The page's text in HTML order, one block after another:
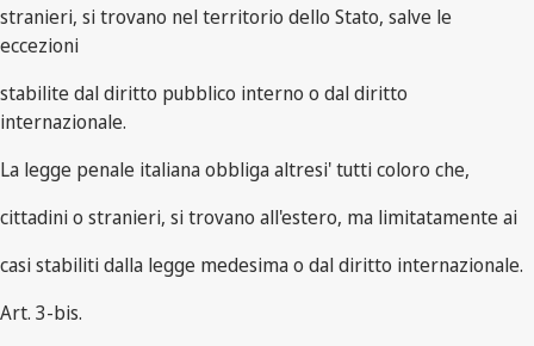
stranieri, si trovano nel territorio dello Stato, salve le
eccezioni
stabilite dal diritto pubblico interno o dal diritto
internazionale.
La legge penale italiana obbliga altresi' tutti coloro che,
cittadini o stranieri, si trovano all'estero, ma limitatamente ai
casi stabiliti dalla legge medesima o dal diritto internazionale.
Art. 3-bis.